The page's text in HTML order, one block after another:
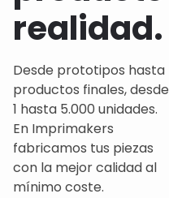
realidad.
Desde prototipos hasta
productos finales, desde
1 hasta 5.000 unidades.
En Imprimakers
fabricamos tus piezas
con la mejor calidad al
mínimo coste.